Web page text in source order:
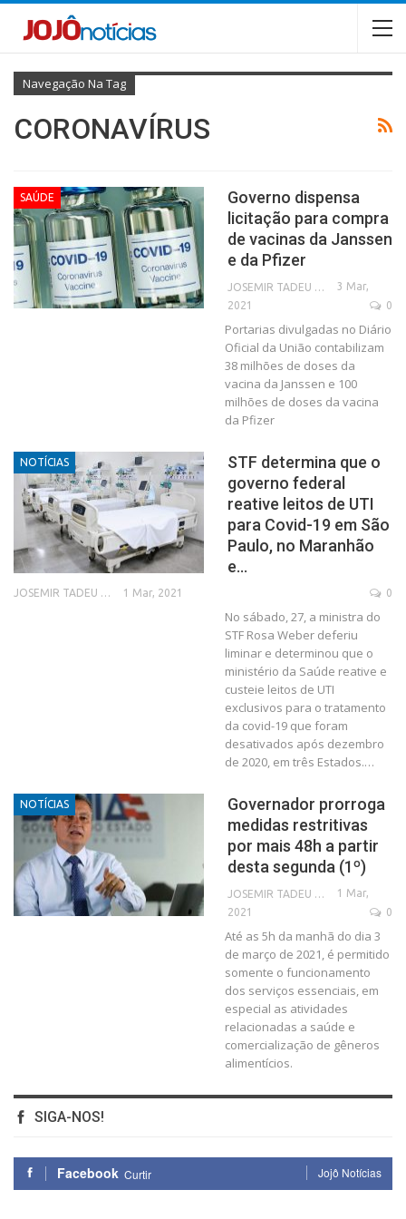
Navegação Na Tag
CORONAVÍRUS
SAÚDE
Governo dispensa
licitação para compra
de vacinas da Janssen
e da Pfizer
3 Mar,
2021
0
Portarias divulgadas no Diário
Oficial da União contabilizam
38 milhões de doses da
vacina da Janssen e 100
milhões de doses da vacina
da Pfizer
NOTÍCIAS
STF determina que o
governo federal
reative leitos de UTI
para Covid-19 em São
Paulo, no Maranhão
e…
JOSEMIR TADEU FONSECA 1 Mar, 2021 0
No sábado, 27, a ministra do
STF Rosa Weber deferiu
liminar e determinou que o
ministério da Saúde reative e
custeie leitos de UTI
exclusivos para o tratamento
da covid-19 que foram
desativados após dezembro
de 2020, em três Estados.…
NOTÍCIAS
Governador prorroga
medidas restritivas
por mais 48h a partir
desta segunda (1º)
JOSEMIR TADEU FONSECA
1 Mar,
2021
0
Até as 5h da manhã do dia 3
de março de 2021, é permitido
somente o funcionamento
dos serviços essenciais, em
especial as atividades
relacionadas a saúde e
comercialização de gêneros
alimentícios.
SIGA-NOS!
Facebook Curtir Jojô Notícias